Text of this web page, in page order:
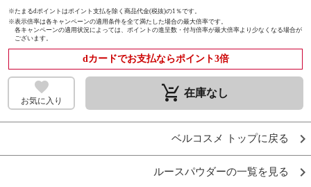
※たまるdポイントはポイント支払を除く商品代金(税抜)の1％です。
※表示倍率は各キャンペーンの適用条件を全て満たした場合の最大倍率です。
各キャンペーンの適用状況によっては、ポイントの進呈数・付与倍率が最大倍率より少なくなる場合が
ございます。
dカードでお支払ならポイント3倍
お気に入り remove_shopping_cart 在庫なし
ベルコスメ トップに戻る
ルースパウダーの一覧を見る